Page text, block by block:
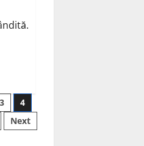
3
4
Next